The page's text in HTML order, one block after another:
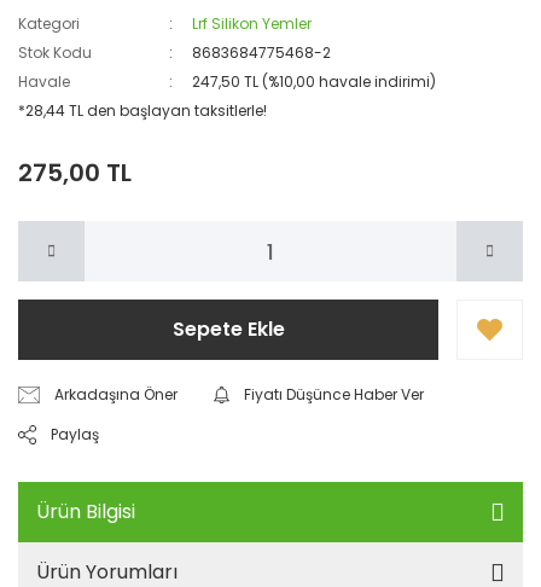
Kategori
Lrf Silikon Yemler
Stok Kodu
8683684775468-2
Havale
247,50 TL (%10,00 havale indirimi)
*28,44 TL den başlayan taksitlerle!
275,00 TL
Sepete Ekle
Arkadaşına Öner
Fiyatı Düşünce Haber Ver
Paylaş
Ürün Bilgisi
Ürün Yorumları